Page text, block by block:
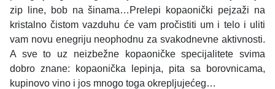
zip line, bob na šinama…Prelepi kopaonički pejzaži na
kristalno čistom vazduhu će vam pročistiti um i telo i uliti
vam novu enegriju neophodnu za svakodnevne aktivnosti.
A sve to uz neizbežne kopaoničke specijalitete svima
dobro znane: kopaonička lepinja, pita sa borovnicama,
kupinovo vino i jos mnogo toga okrepljujećeg…